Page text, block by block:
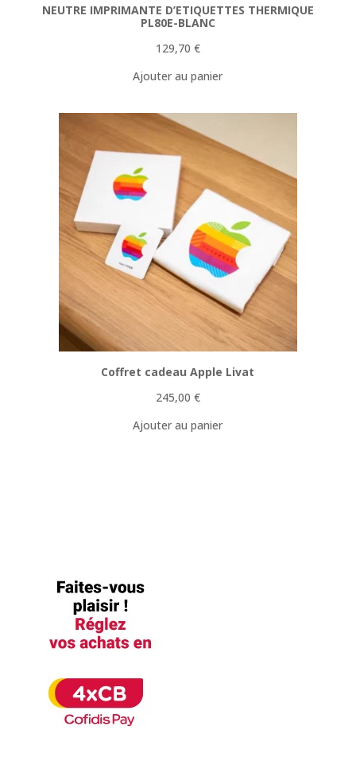
NEUTRE IMPRIMANTE D’ETIQUETTES THERMIQUE
PL80E-BLANC
129,70 €
Ajouter au panier
Coffret cadeau Apple Livat
245,00 €
Ajouter au panier